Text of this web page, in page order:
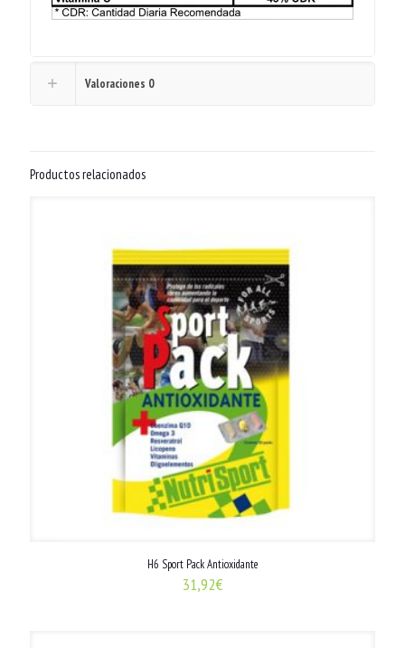
Valoraciones 0
Productos relacionados
H6 Sport Pack Antioxidante
31,92€